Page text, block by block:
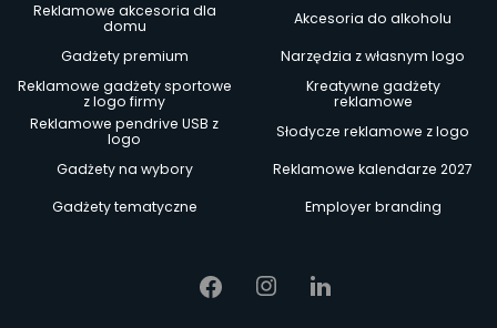
Reklamowe akcesoria dla
domu
Akcesoria do alkoholu
Gadżety premium
Narzędzia z własnym logo
Reklamowe gadżety sportowe
z logo firmy
Kreatywne gadżety
reklamowe
Reklamowe pendrive USB z
logo
Słodycze reklamowe z logo
Gadżety na wybory
Reklamowe kalendarze 2027
Gadżety tematyczne
Employer branding